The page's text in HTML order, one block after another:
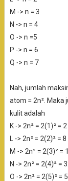
M -> n = 3
N -> n = 4
O -> n =5
P -> n = 6
Q -> n = 7
Nah, jumlah
atom = 2n².
kulit adalah
K -> 2n² = 2(1)² = 2
L -> 2n² = 2(2)² = 8
M -> 2n² = 2(3)² =
N -> 2n² = 2(4)² =
O -> 2n² = 2(5)² =